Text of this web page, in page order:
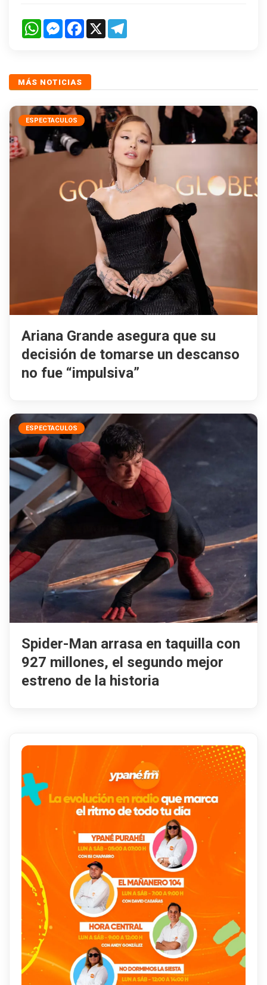
WhatsAppMessengerFacebook
X
MÁS NOTICIAS
ESPECTACULOS
Ariana Grande asegura que su
decisión de tomarse un descanso
no fue “impulsiva”
ESPECTACULOS
Spider-Man arrasa en taquilla con
927 millones, el segundo mejor
estreno de la historia